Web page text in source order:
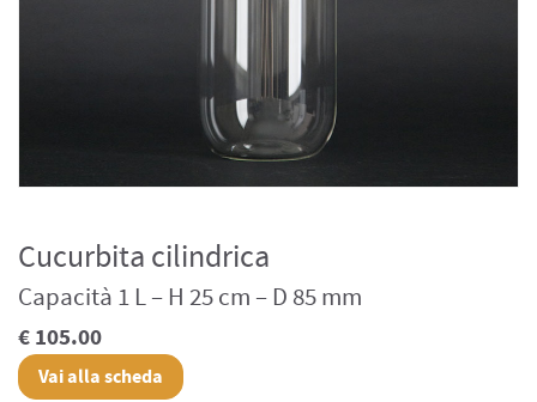
Cucurbita cilindrica
Capacità 1 L – H 25 cm – D 85 mm
€ 105.00
Vai alla scheda